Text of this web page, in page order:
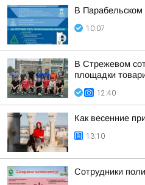
В Парабельском
10:07
В Стрежевом
площадки
12:40
Как весенние
13:10
Сотрудники